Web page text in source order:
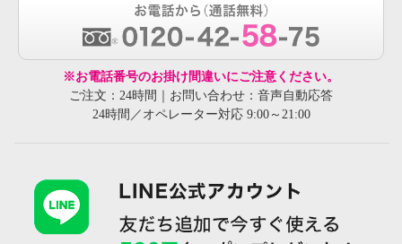
※お電話番号のお掛け間違いにご注意ください。
ご注文：24時間｜お問い合わせ：音声自動応答
24時間／オペレーター対応 9:00～21:00